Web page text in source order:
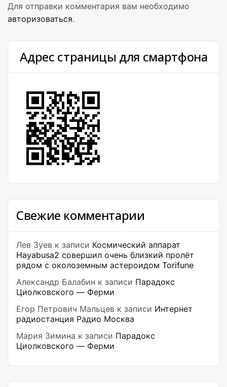
Для отправки комментария вам необходимо
авторизоваться.
Адрес страницы для смартфона
Свежие комментарии
Лев Зуев к записи Космический аппарат
Hayabusa2 совершил очень близкий пролёт
рядом с околоземным астероидом Torifune
Александр Балабин к записи Парадокс
Циолковского — Ферми
Егор Петрович Мальцев к записи Интернет
радиостанция Радио Москва
Мария Зимина к записи Парадокс
Циолковского — Ферми